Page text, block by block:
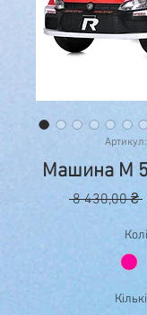
Машина M
8 430,00 ₴